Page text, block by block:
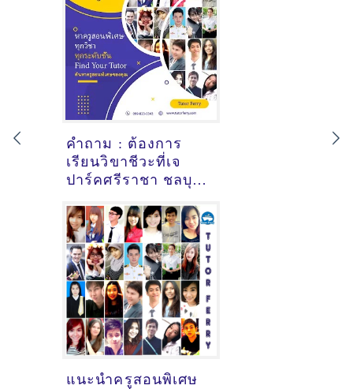
คำถาม : ต้องการ
เรียนวิขาชีวะที่เจ
ปาร์คศรีราชา ชลบุรี
พิเศษที่นี่
แนะนำครูสอนพิเศษ